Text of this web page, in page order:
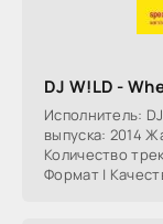
DJ W!LD -
Исполнитель:
выпуска: 2014
Количество
Формат |